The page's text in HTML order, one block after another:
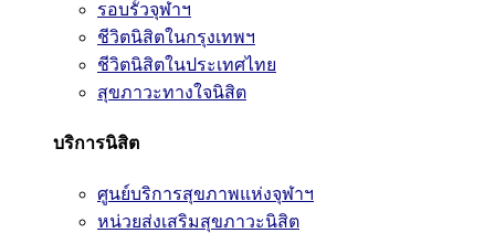
รอบรั้วจุฬาฯ
ชีวิตนิสิตในกรุงเทพฯ
ชีวิตนิสิตในประเทศไทย
สุขภาวะทางใจนิสิต
บริการนิสิต
ศูนย์บริการสุขภาพแห่งจุฬาฯ
หน่วยส่งเสริมสุขภาวะนิสิต